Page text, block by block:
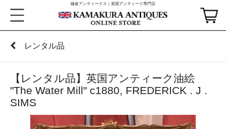
鎌倉アンティークス｜英国アンティーク専門店
レンタル品
【レンタル品】英国アンティーク油絵
"The Water Mill" c1880, FREDERICK . J .
SIMS